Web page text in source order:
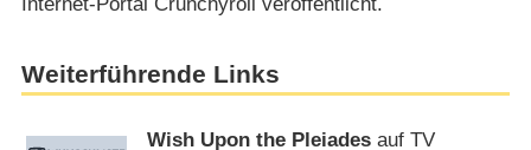
Weiterführende Links
Wish Upon the Pleiades auf TV